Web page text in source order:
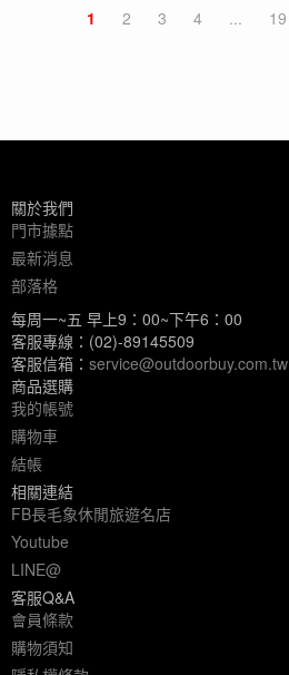
1
2 3 4 ... 19
關於我們
門市據點
最新消息
部落格
每周一~五 早上9：00~下午6：00
客服專線：(02)-89145509
客服信箱： service@outdoorbuy.com.tw
商品選購
我的帳號
購物車
結帳
相關連結
FB長毛象休閒旅遊名店
Youtube
LINE@
客服Q&A
會員條款
購物須知